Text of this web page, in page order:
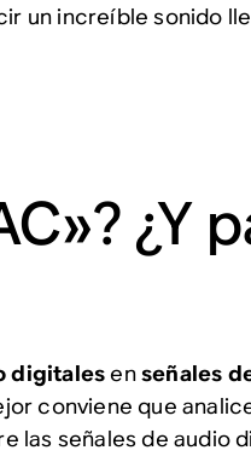
un increíble sonido
¿Y
digitalesenseñales
conviene que
las señales de audio